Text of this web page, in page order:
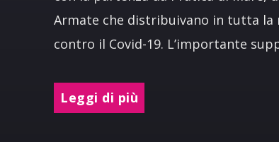
Armate che distribuivano in tutta la
contro il Covid-19. L’importante
Leggi di più